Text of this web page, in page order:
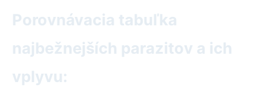
Porovnávacia tabuľka
najbežnejších parazitov a ich
vplyvu: